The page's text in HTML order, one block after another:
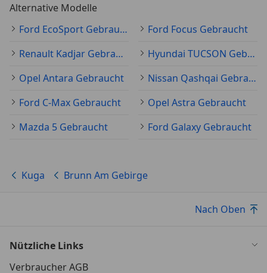
*Electronic Shifter, Drehschalter für
*Sportlich abgestimmtes Fahrwerk
*ST-Line Badge
*Umrandung der oberen Seitenscheiben in Schwarz
*Aktivkohlefilter
Alternative Modelle
Ford EcoSport Gebraucht
Ford Focus Gebraucht
Renault Kadjar Gebraucht
Hyundai TUCSON Gebraucht
Opel Antara Gebraucht
Nissan Qashqai Gebraucht
Ford C-Max Gebraucht
Opel Astra Gebraucht
Mazda 5 Gebraucht
Ford Galaxy Gebraucht
Kuga Brunn Am Gebirge
Nach Oben
Nützliche Links
Verbraucher AGB